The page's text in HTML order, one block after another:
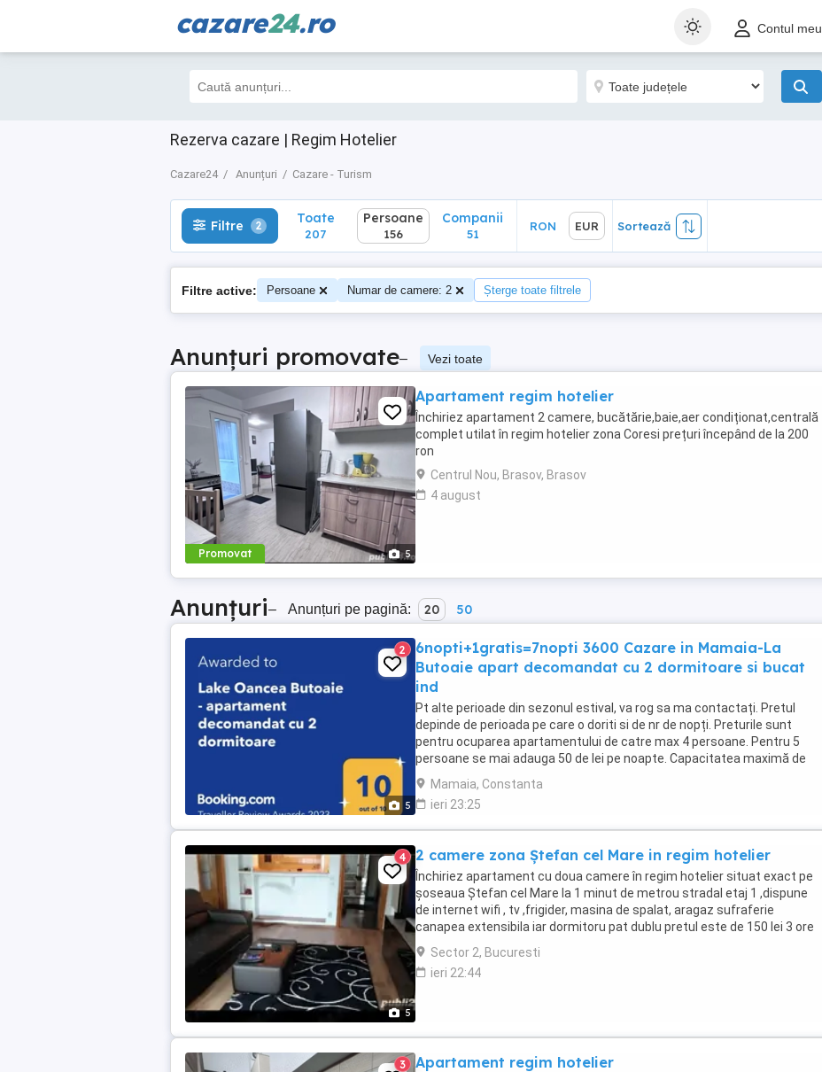
cazare24.ro Contul meu
Rezerva cazare | Regim Hotelier
Cazare24 Anunțuri Cazare - Turism
Filtre 2 Toate
207
Filtre 2 Toate
207
Persoane
156
Companii
51
RON EUR Sortează
Filtre active: Persoane Numar de camere: 2 Șterge toate filtrele
Anunțuri promovate– Vezi toate
Promovat 5
Apartament regim hotelier
Închiriez apartament 2 camere, bucătărie,baie,aer condiționat,centrală
complet utilat în regim hotelier zona Coresi prețuri începând de la 200
ron
Centrul Nou, Brasov, Brasov
4 august
Anunțuri– Anunțuri pe pagină: 20 50
5
2
6nopti+1gratis=7nopti 3600 Cazare in Mamaia-La
Butoaie apart decomandat cu 2 dormitoare si bucat
ind
Pt alte perioade din sezonul estival, va rog sa ma contactați. Pretul
depinde de perioada pe care o doriti si de nr de nopți. Preturile sunt
pentru ocuparea apartamentului de catre max 4 persoane. Pentru 5
persoane se mai adauga 50 de lei pe noapte. Capacitatea maximă de
cazare este de 5 persoane. Apartamentul ...
Mamaia, Constanta
ieri 23:25
5
4 2 camere zona Ștefan cel Mare in regim hotelier
Închiriez apartament cu doua camere în regim hotelier situat exact pe
șoseaua Ștefan cel Mare la 1 minut de metrou stradal etaj 1 ,dispune
de internet wifi , tv ,frigider, masina de spalat, aragaz sufraferie
canapea extensibila iar dormitoru pat dublu pretul este de 150 lei 3 ore
sau 200 lei ...
Sector 2, Bucuresti
ieri 22:44
3 Apartament regim hotelier